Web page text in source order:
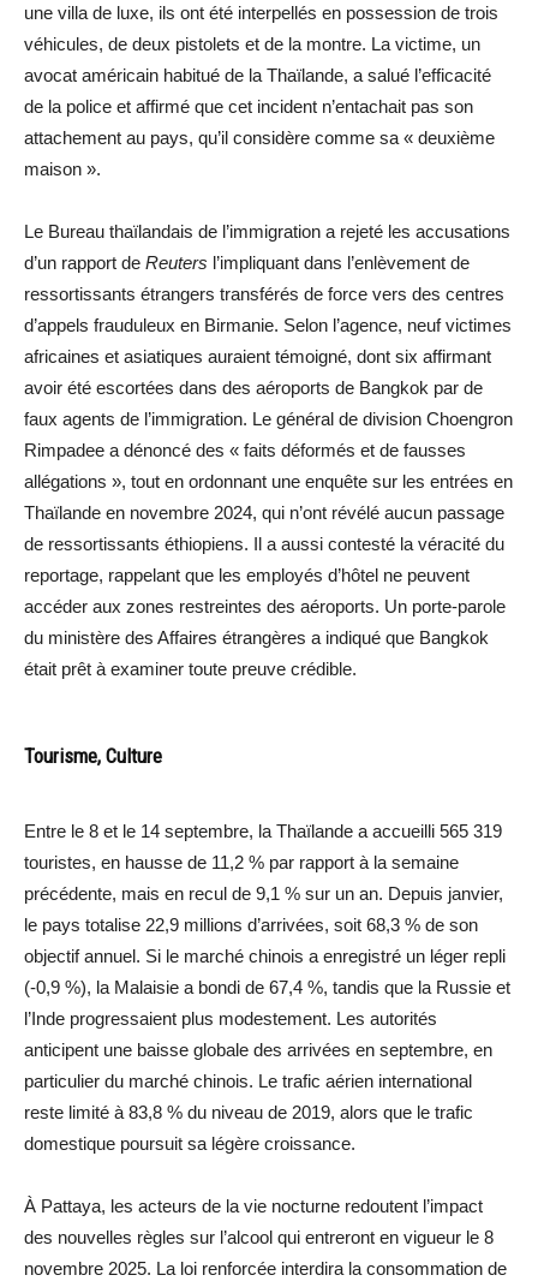
une villa de luxe, ils ont été interpellés en possession de trois
véhicules, de deux pistolets et de la montre. La victime, un
avocat américain habitué de la Thaïlande, a salué l’efficacité
de la police et affirmé que cet incident n’entachait pas son
attachement au pays, qu’il considère comme sa « deuxième
maison ».
Le Bureau thaïlandais de l’immigration a rejeté les accusations
d’un rapport de Reuters l’impliquant dans l’enlèvement de
ressortissants étrangers transférés de force vers des centres
d’appels frauduleux en Birmanie. Selon l’agence, neuf victimes
africaines et asiatiques auraient témoigné, dont six affirmant
avoir été escortées dans des aéroports de Bangkok par de
faux agents de l’immigration. Le général de division Choengron
Rimpadee a dénoncé des « faits déformés et de fausses
allégations », tout en ordonnant une enquête sur les entrées en
Thaïlande en novembre 2024, qui n’ont révélé aucun passage
de ressortissants éthiopiens. Il a aussi contesté la véracité du
reportage, rappelant que les employés d’hôtel ne peuvent
accéder aux zones restreintes des aéroports. Un porte-parole
du ministère des Affaires étrangères a indiqué que Bangkok
était prêt à examiner toute preuve crédible.
Tourisme, Culture
Entre le 8 et le 14 septembre, la Thaïlande a accueilli 565 319
touristes, en hausse de 11,2 % par rapport à la semaine
précédente, mais en recul de 9,1 % sur un an. Depuis janvier,
le pays totalise 22,9 millions d’arrivées, soit 68,3 % de son
objectif annuel. Si le marché chinois a enregistré un léger repli
(-0,9 %), la Malaisie a bondi de 67,4 %, tandis que la Russie et
l’Inde progressaient plus modestement. Les autorités
anticipent une baisse globale des arrivées en septembre, en
particulier du marché chinois. Le trafic aérien international
reste limité à 83,8 % du niveau de 2019, alors que le trafic
domestique poursuit sa légère croissance.
À Pattaya, les acteurs de la vie nocturne redoutent l’impact
des nouvelles règles sur l’alcool qui entreront en vigueur le 8
novembre 2025. La loi renforcée interdira la consommation de